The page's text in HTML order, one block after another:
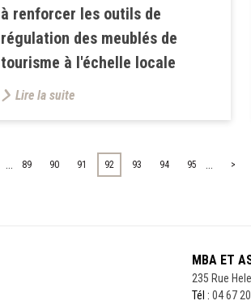
à renforcer les outils de
régulation des meublés de
tourisme à l'échelle locale
Lire la suite
... 89 90 91 92 93 94 95 ... >
MBA ET
235 Rue
Tél : 04 67